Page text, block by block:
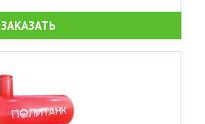
ЗАКАЗАТЬ